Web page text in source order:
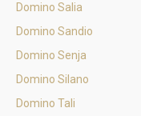
Domino Salia
Domino Sandio
Domino Senja
Domino Silano
Domino Tali